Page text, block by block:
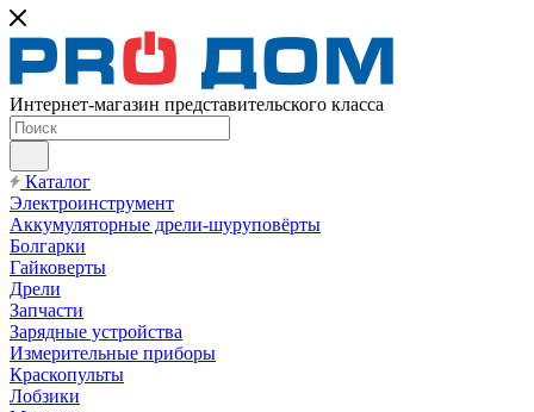
Интернет-магазин представительского класса
Каталог
Электроинструмент
Аккумуляторные дрели-шуруповёрты
Болгарки
Гайковерты
Дрели
Запчасти
Зарядные устройства
Измерительные приборы
Краскопульты
Лобзики